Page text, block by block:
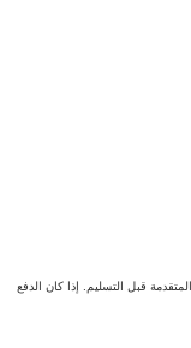
إذا كان الدفع